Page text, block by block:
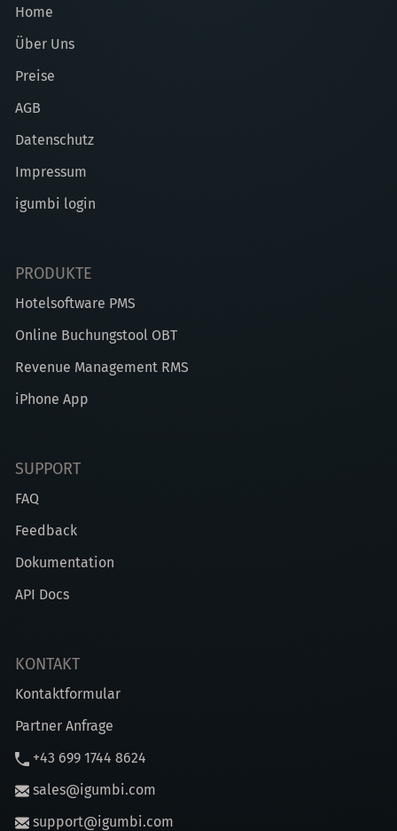
Home
Über Uns
Preise
AGB
Datenschutz
Impressum
igumbi login
PRODUKTE
Hotelsoftware PMS
Online Buchungstool OBT
Revenue Management RMS
iPhone App
SUPPORT
FAQ
Feedback
Dokumentation
API Docs
KONTAKT
Kontaktformular
Partner Anfrage
+43 699 1744 8624
sales@igumbi.com
support@igumbi.com